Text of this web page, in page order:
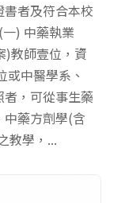
者及符合本校
) 中藥執業
)教師壹位，資
中醫學系、
，可從事生藥
藥方劑學(含
教學，...